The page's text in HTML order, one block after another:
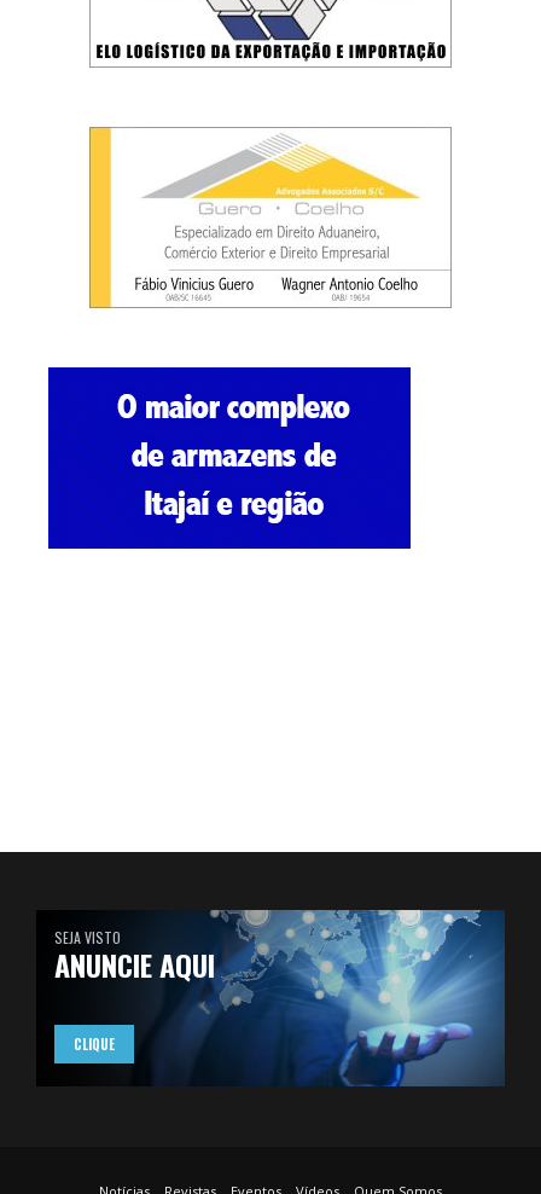
SEJA VISTO
ANUNCIE AQUI
CLIQUE